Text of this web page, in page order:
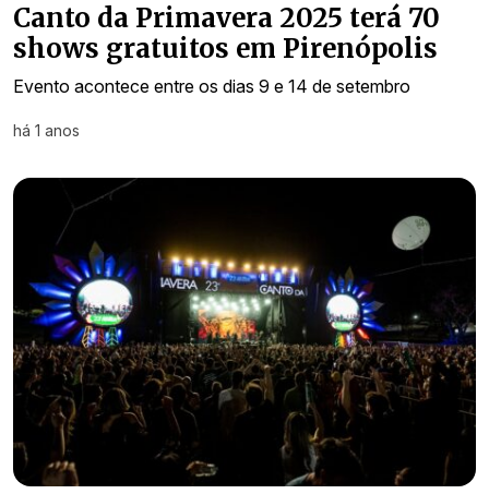
Canto da Primavera 2025 terá 70
shows gratuitos em Pirenópolis
Evento acontece entre os dias 9 e 14 de setembro
há 1 anos